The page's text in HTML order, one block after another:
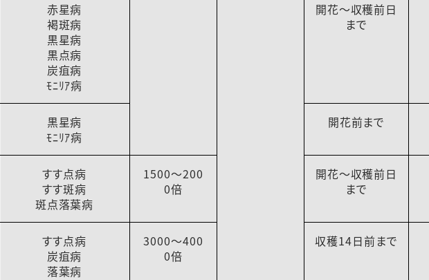
赤星病
褐斑病
黒星病
黒点病
炭疽病
ﾓﾆﾘｱ病
開花～収穫前日
まで
黒星病
ﾓﾆﾘｱ病
開花前まで
すす点病
すす斑病
斑点落葉病
1500～200
0倍
開花～収穫前日
まで
すす点病
炭疽病
落葉病
3000～400
0倍
収穫14日前まで